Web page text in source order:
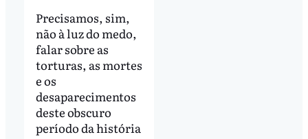
Precisamos, sim,
não à luz do medo,
falar sobre as
torturas, as mortes
e os
desaparecimentos
deste obscuro
período da história